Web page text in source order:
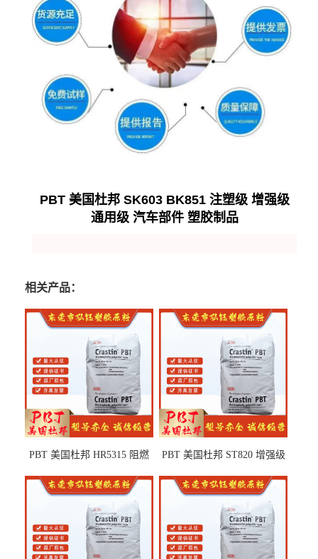
PBT 美国杜邦 SK603 BK851 注塑级 增强级
通用级 汽车部件 塑胶制品
相关产品：
PBT 美国杜邦 HR5315 阻燃
部件
PBT 美国杜邦 ST820 增强级